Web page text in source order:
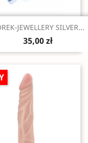
Szybki podgląd
JEWELLERY SILVER...
35,00 zł